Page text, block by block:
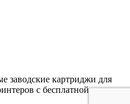
заводские картриджи для
с бесплатной